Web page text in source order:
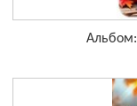
Альбом: